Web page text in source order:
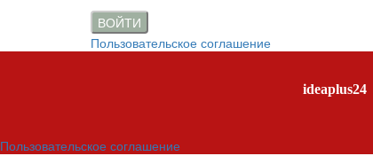
ВОЙТИ
Пользовательское соглашение
ideaplus24
Пользовательское соглашение